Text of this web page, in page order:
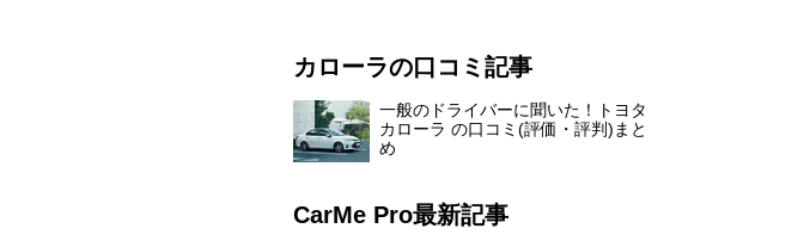
カローラの口コミ記事
一般のドライバーに聞いた！トヨタ
カローラ の口コミ(評価・評判)まと
め
CarMe Pro最新記事